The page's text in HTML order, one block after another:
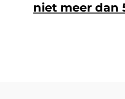
niet meer dan